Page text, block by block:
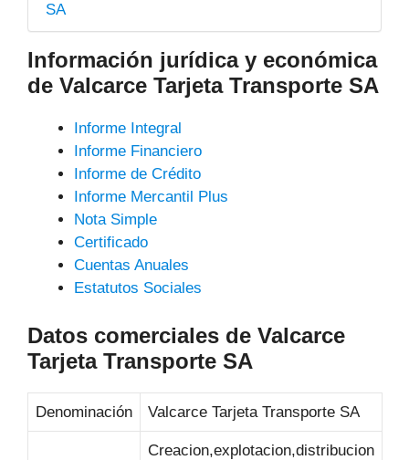
SA
Información jurídica y económica
de Valcarce Tarjeta Transporte SA
Informe Integral
Informe Financiero
Informe de Crédito
Informe Mercantil Plus
Nota Simple
Certificado
Cuentas Anuales
Estatutos Sociales
Datos comerciales de Valcarce
Tarjeta Transporte SA
Denominación Valcarce Tarjeta Transporte SA
Creacion,explotacion,distribucion